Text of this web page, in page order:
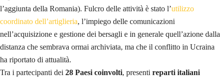
l’aggiunta della Romania). Fulcro delle attività è stato l’utilizzo
coordinato dell’artiglieria, l’impiego delle comunicazioni
nell’acquisizione e gestione dei bersagli e in generale quell’azione dalla
distanza che sembrava ormai archiviata, ma che il conflitto in Ucraina
ha riportato di attualità.
Tra i partecipanti dei 28 Paesi coinvolti, presenti reparti italiani